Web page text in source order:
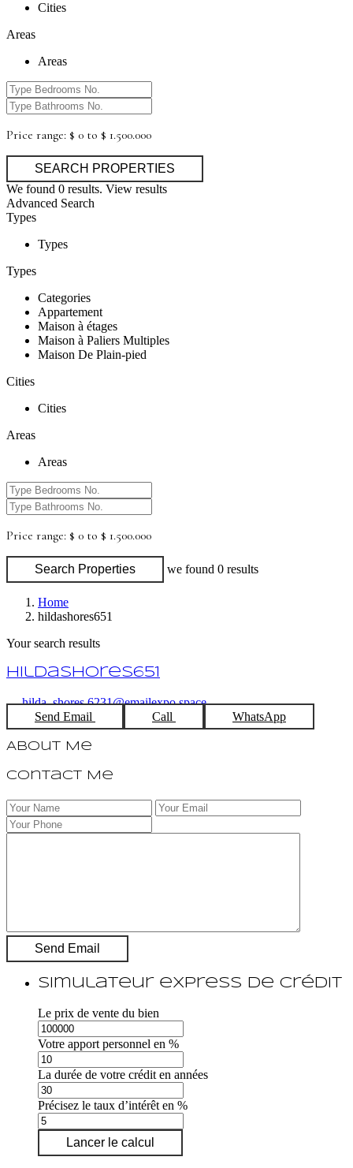
Cities
Areas
Areas
Price range: $ 0 to $ 1.500.000
We found 0 results. View results
Advanced Search
Types
Types
Types
Categories
Appartement
Maison à étages
Maison à Paliers Multiples
Maison De Plain-pied
Cities
Cities
Areas
Areas
Price range: $ 0 to $ 1.500.000
Search Properties we found 0 results
Home
hildashores651
Your search results
hildashores651
hilda_shores.6231@emailexpo.space
Send Email
Call WhatsApp
About Me
Contact Me
Simulateur express de crédit
Le prix de vente du bien
Votre apport personnel en %
La durée de votre crédit en années
Précisez le taux d’intérêt en %
Lancer le calcul